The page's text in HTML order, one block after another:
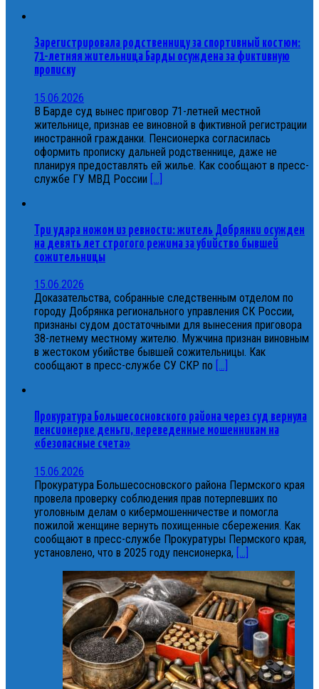
Зарегистрировала родственницу за спортивный костюм:
71-летняя жительница Барды осуждена за фиктивную
прописку
15.06.2026
В Барде суд вынес приговор 71-летней местной
жительнице, признав ее виновной в фиктивной регистрации
иностранной гражданки. Пенсионерка согласилась
оформить прописку дальней родственнице, даже не
планируя предоставлять ей жилье. Как сообщают в пресс-
службе ГУ МВД России [...]
Три удара ножом из ревности: житель Добрянки осужден
на девять лет строгого режима за убийство бывшей
сожительницы
15.06.2026
Доказательства, собранные следственным отделом по
городу Добрянка регионального управления СК России,
признаны судом достаточными для вынесения приговора
38-летнему местному жителю. Мужчина признан виновным
в жестоком убийстве бывшей сожительницы. Как
сообщают в пресс-службе СУ СКР по [...]
Прокуратура Большесосновского района через суд вернула
пенсионерке деньги, переведенные мошенникам на
«безопасные счета»
15.06.2026
Прокуратура Большесосновского района Пермского края
провела проверку соблюдения прав потерпевших по
уголовным делам о кибермошенничестве и помогла
пожилой женщине вернуть похищенные сбережения. Как
сообщают в пресс-службе Прокуратуры Пермского края,
установлено, что в 2025 году пенсионерка,